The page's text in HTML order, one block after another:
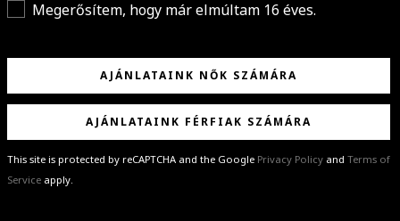
Megerősítem, hogy már elmúltam 16 éves.
AJÁNLATAINK NŐK SZÁMÁRA
AJÁNLATAINK FÉRFIAK SZÁMÁRA
This site is protected by reCAPTCHA and the Google Privacy Policy and Terms of
Service apply.